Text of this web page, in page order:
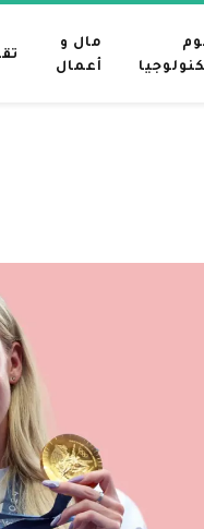
مال و
أعمال